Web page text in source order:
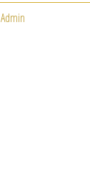
Admin